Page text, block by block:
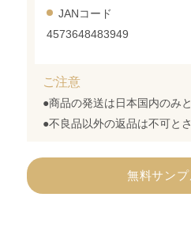
JANコード
4573648483949
ご注意
●商品の発送は日本国内のみ
●不良品以外の返品は不可と
無料サン